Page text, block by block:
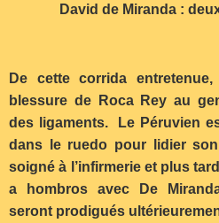
David de Miranda :
De cette corrida
blessure de Roca Rey au
des ligaments. Le Péruvien
dans le ruedo pour lidier
soigné à l’infirmerie et plus
a hombros avec De
seront prodigués